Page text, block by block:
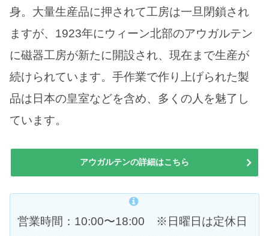
身。大量生産品に押されて工房は一旦閉鎖され
ますが、1923年にウィーン北部のアウガルテン
に磁器工房が新たに開設され、現在まで生産が
続けられています。手作業で作り上げられた製
品は日本の皇室などを含め、多くの人を魅了し
ています。
アウガルテンの詳細はこちら
営業時間：10:00〜18:00 ※日曜日は定休日